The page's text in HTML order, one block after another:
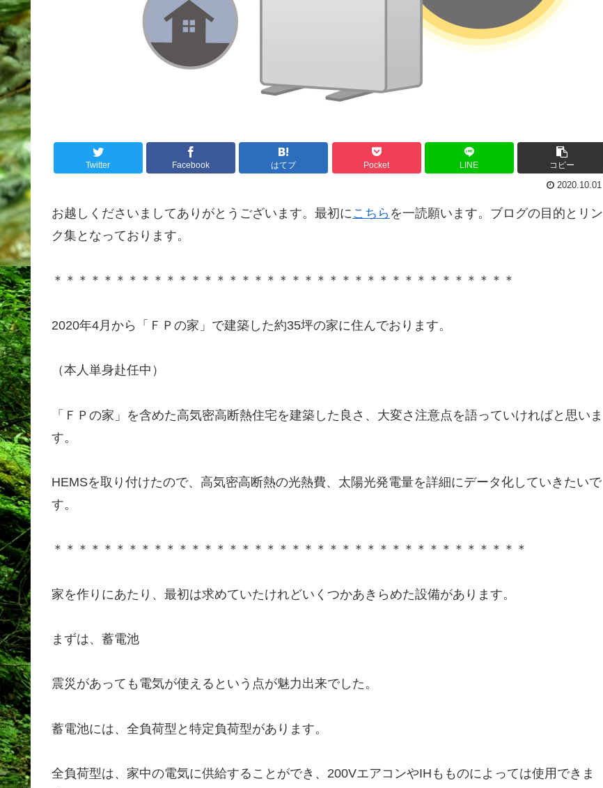
Twitter Facebook はてブ Pocket LINE コピー
2020.10.01
お越しくださいましてありがとうございます。最初に こちら を一読願います。ブログの目的とリン
ク集となっております。
＊＊＊＊＊＊＊＊＊＊＊＊＊＊＊＊＊＊＊＊＊＊＊＊＊＊＊＊＊＊＊＊＊＊＊＊＊
2020年4月から「ＦＰの家」で建築した約35坪の家に住んでおります。
（本人単身赴任中）
「ＦＰの家」を含めた高気密高断熱住宅を建築した良さ、大変さ注意点を語っていければと思いま
す。
HEMSを取り付けたので、高気密高断熱の光熱費、太陽光発電量を詳細にデータ化していきたいで
す。
＊＊＊＊＊＊＊＊＊＊＊＊＊＊＊＊＊＊＊＊＊＊＊＊＊＊＊＊＊＊＊＊＊＊＊＊＊＊
家を作りにあたり、最初は求めていたけれどいくつかあきらめた設備があります。
まずは、蓄電池
震災があっても電気が使えるという点が魅力出来でした。
蓄電池には、全負荷型と特定負荷型があります。
全負荷型は、家中の電気に供給することができ、200VエアコンやIHもものによっては使用できま